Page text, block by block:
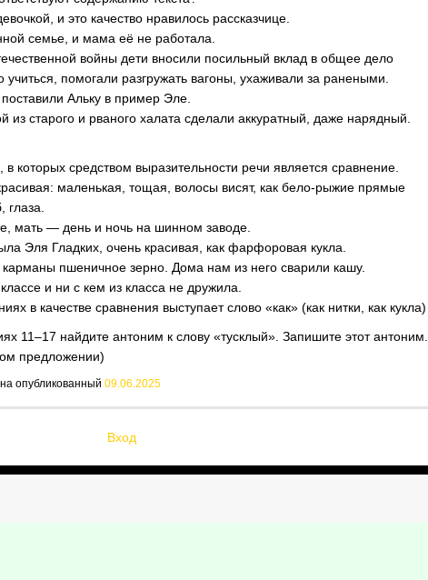
и это качество нравилось рассказчице.
семье, и мама её не работала.
войны дети вносили посильный вклад в общее дело
помогали разгружать вагоны, ухаживали за ранеными.
Альку в пример Эле.
из старого и рваного халата сделали аккуратный, даже нарядный.
в которых средством выразительности речи является сравнение.
маленькая, тощая, волосы висят, как бело-рыжие прямые
глаза.
мать — день и ночь на шинном заводе.
Эля Гладких, очень красивая, как фарфоровая кукла.
пшеничное зерно. Дома нам из него сварили кашу.
и ни с кем из класса не дружила.
в качестве сравнения выступает слово «как» (как нитки, как кукла)
11‒17 найдите антоним к слову «тусклый». Запишите этот антоним.
предложении)
опубликованный 09.06.2025
Вход